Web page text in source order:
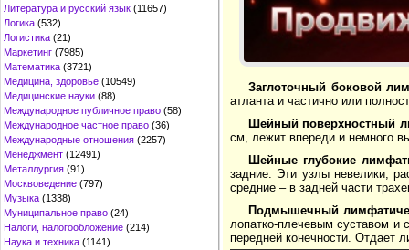
Литература и русский язык (11657)
Логика (532)
Логистика (21)
Маркетинг (7985)
Математика (3721)
Медицина, здоровье (10549)
Медицинские науки (88)
Международное публичное право (58)
Международное частное право (36)
Международные отношения (2257)
Менеджмент (12491)
Металлургия (91)
Москвоведение (797)
Музыка (1338)
Муниципальное право (24)
Налоги, налогообложение (214)
Наука и техника (1141)
Заглоточный боковой
атланта и частично или
Шейный поверхностный
см, лежит впереди и немного
Шейные глубокие
задние. Эти узлы невелики,
средние – в задней части
Подмышечный
лопатко-плечевым суставом и
передней конечности. Отдает